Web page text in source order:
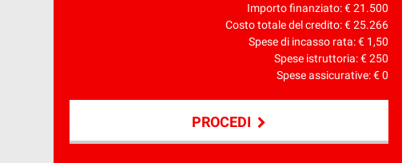
Importo finanziato: €21.500
Costo totale del credito: €25.266
Spese di incasso rata: € 1,50
Spese istruttoria: €250
Spese assicurative: €0
PROCEDI